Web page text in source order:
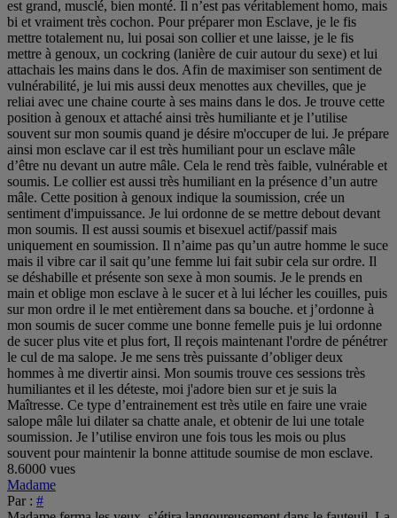
est grand, musclé, bien monté. Il n’est pas véritablement homo, mais
bi et vraiment très cochon. Pour préparer mon Esclave, je le fis
mettre totalement nu, lui posai son collier et une laisse, je le fis
mettre à genoux, un cockring (lanière de cuir autour du sexe) et lui
attachais les mains dans le dos. Afin de maximiser son sentiment de
vulnérabilité, je lui mis aussi deux menottes aux chevilles, que je
reliai avec une chaine courte à ses mains dans le dos. Je trouve cette
position à genoux et attaché ainsi très humiliante et je l’utilise
souvent sur mon soumis quand je désire m'occuper de lui. Je prépare
ainsi mon esclave car il est très humiliant pour un esclave mâle
d’être nu devant un autre mâle. Cela le rend très faible, vulnérable et
soumis. Le collier est aussi très humiliant en la présence d’un autre
mâle. Cette position à genoux indique la soumission, crée un
sentiment d'impuissance. Je lui ordonne de se mettre debout devant
mon soumis. Il est aussi soumis et bisexuel actif/passif mais
uniquement en soumission. Il n’aime pas qu’un autre homme le suce
mais il vibre car il sait qu’une femme lui fait subir cela sur ordre. Il
se déshabille et présente son sexe à mon soumis. Je le prends en
main et oblige mon esclave à le sucer et à lui lécher les couilles, puis
sur mon ordre il le met entièrement dans sa bouche. et j’ordonne à
mon soumis de sucer comme une bonne femelle puis je lui ordonne
de sucer plus vite et plus fort, Il reçois maintenant l'ordre de pénétrer
le cul de ma salope. Je me sens très puissante d’obliger deux
hommes à me divertir ainsi. Mon soumis trouve ces sessions très
humiliantes et il les déteste, moi j'adore bien sur et je suis la
Maîtresse. Ce type d’entrainement est très utile en faire une vraie
salope mâle lui dilater sa chatte anale, et obtenir de lui une totale
soumission. Je l’utilise environ une fois tous les mois ou plus
souvent pour maintenir la bonne attitude soumise de mon esclave.
8.6000 vues
Madame
Par : #